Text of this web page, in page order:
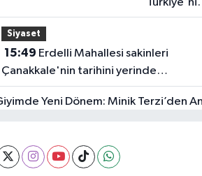
En İyi
Markası:
Halktan
Siyaset
15:49
Çanakkale'nin tarihini yerinde
yaşadı
Güncel